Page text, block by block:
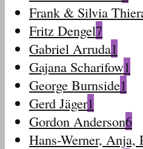
Frank & Silvia
Fritz Dengel7
Gabriel Arruda1
Gajana Scharifow1
George Burnside1
Gerd Jäger1
Gordon Anderson6
Hans-Werner, Anja,